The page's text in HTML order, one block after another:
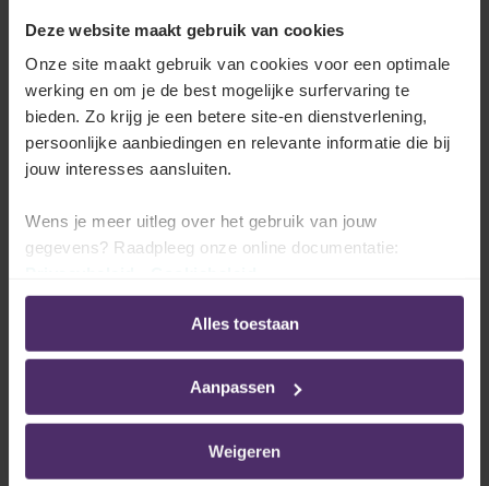
Deze website maakt gebruik van cookies
Onze site maakt gebruik van cookies voor een optimale
werking en om je de best mogelijke surfervaring te
bieden. Zo krijg je een betere site-en dienstverlening,
persoonlijke aanbiedingen en relevante informatie die bij
jouw interesses aansluiten.
Wens je meer uitleg over het gebruik van jouw
gegevens? Raadpleeg onze online documentatie:
Alles toestaan
Aanpassen
Weigeren
pensioentoezegging, heeft de inrichter dus de keuze
tussen betalen aan de fiscus of zorgen voor een extra
dekking voor de werknemers.
[1] Naast andere voorwaarden
[2] Zie verder “Hoe worden de gestorte
bijdragen behandeld op sociaal en fiscaal vlak?”
Alle artikelen over Wat is een aanvullend
pensioen?